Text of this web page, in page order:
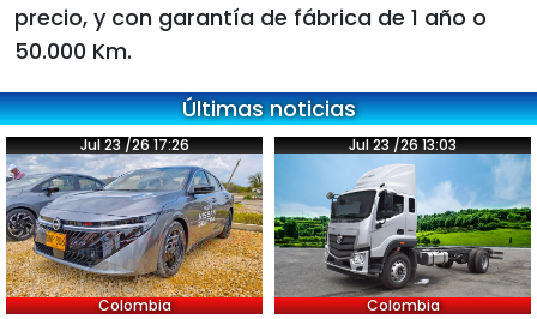
precio, y con garantía de fábrica de 1 año o
50.000 Km.
Últimas noticias
Jul 23 /26 17:26
Colombia
Jul 23 /26 13:03
Colombia